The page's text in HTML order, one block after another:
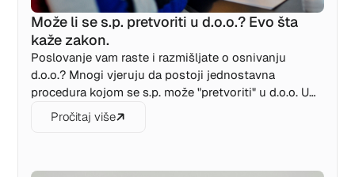
Može li se s.p. pretvoriti u d.o.o.? Evo šta
kaže zakon.
Poslovanje vam raste i razmišljate o osnivanju
d.o.o.? Mnogi vjeruju da postoji jednostavna
procedura kojom se s.p. može "pretvoriti" u d.o.o. U
ovom tekstu objašnjavamo zašto to nije moguće i
kako zapravo izgleda prelazak sa jednog oblika
Pročitaj više